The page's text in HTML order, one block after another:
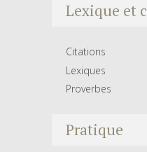
Lexique et
Citations
Lexiques
Proverbes
Pratique